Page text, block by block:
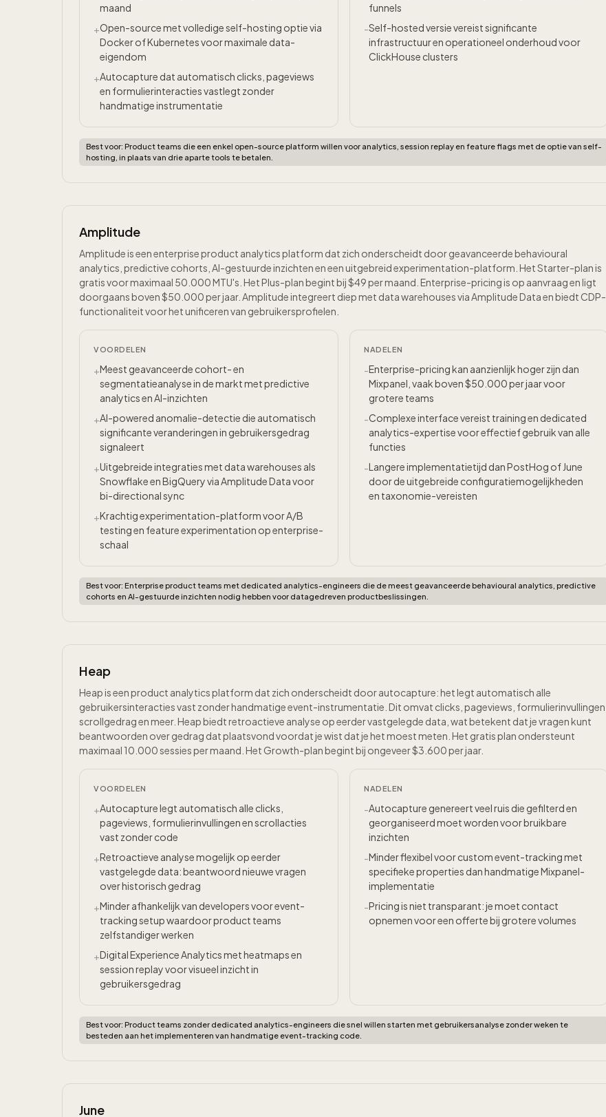
maand
+Open-source met volledige self-hosting optie via
Docker of Kubernetes voor maximale data-
eigendom
+Autocapture dat automatisch clicks, pageviews
en formulierinteracties vastlegt zonder
handmatige instrumentatie
funnels
-Self-hosted versie vereist significante
infrastructuur en operationeel onderhoud voor
ClickHouse clusters
Best voor: Product teams die een enkel open-source platform willen voor analytics, session replay en feature flags met de optie van self-
hosting, in plaats van drie aparte tools te betalen.
Amplitude
Amplitude is een enterprise product analytics platform dat zich onderscheidt door geavanceerde behavioural
analytics, predictive cohorts, AI-gestuurde inzichten en een uitgebreid experimentation-platform. Het Starter-plan is
gratis voor maximaal 50.000 MTU's. Het Plus-plan begint bij $49 per maand. Enterprise-pricing is op aanvraag en ligt
doorgaans boven $50.000 per jaar. Amplitude integreert diep met data warehouses via Amplitude Data en biedt CDP-
functionaliteit voor het unificeren van gebruikersprofielen.
VOORDELEN
+Meest geavanceerde cohort- en
segmentatieanalyse in de markt met predictive
analytics en AI-inzichten
+AI-powered anomalie-detectie die automatisch
significante veranderingen in gebruikersgedrag
signaleert
+Uitgebreide integraties met data warehouses als
Snowflake en BigQuery via Amplitude Data voor
bi-directional sync
+Krachtig experimentation-platform voor A/B
testing en feature experimentation op enterprise-
schaal
NADELEN
-Enterprise-pricing kan aanzienlijk hoger zijn dan
Mixpanel, vaak boven $50.000 per jaar voor
grotere teams
-Complexe interface vereist training en dedicated
analytics-expertise voor effectief gebruik van alle
functies
-Langere implementatietijd dan PostHog of June
door de uitgebreide configuratiemogelijkheden
en taxonomie-vereisten
Best voor: Enterprise product teams met dedicated analytics-engineers die de meest geavanceerde behavioural analytics, predictive
cohorts en AI-gestuurde inzichten nodig hebben voor datagedreven productbeslissingen.
Heap
Heap is een product analytics platform dat zich onderscheidt door autocapture: het legt automatisch alle
gebruikersinteracties vast zonder handmatige event-instrumentatie. Dit omvat clicks, pageviews, formulierinvullingen,
scrollgedrag en meer. Heap biedt retroactieve analyse op eerder vastgelegde data, wat betekent dat je vragen kunt
beantwoorden over gedrag dat plaatsvond voordat je wist dat je het moest meten. Het gratis plan ondersteunt
maximaal 10.000 sessies per maand. Het Growth-plan begint bij ongeveer $3.600 per jaar.
VOORDELEN
+Autocapture legt automatisch alle clicks,
pageviews, formulierinvullingen en scrollacties
vast zonder code
+Retroactieve analyse mogelijk op eerder
vastgelegde data: beantwoord nieuwe vragen
over historisch gedrag
+Minder afhankelijk van developers voor event-
tracking setup waardoor product teams
zelfstandiger werken
+Digital Experience Analytics met heatmaps en
session replay voor visueel inzicht in
gebruikersgedrag
NADELEN
-Autocapture genereert veel ruis die gefilterd en
georganiseerd moet worden voor bruikbare
inzichten
-Minder flexibel voor custom event-tracking met
specifieke properties dan handmatige Mixpanel-
implementatie
-Pricing is niet transparant: je moet contact
opnemen voor een offerte bij grotere volumes
Best voor: Product teams zonder dedicated analytics-engineers die snel willen starten met gebruikersanalyse zonder weken te
besteden aan het implementeren van handmatige event-tracking code.
June